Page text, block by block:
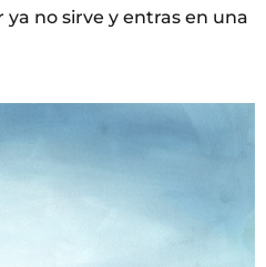
no sirve y entras en una